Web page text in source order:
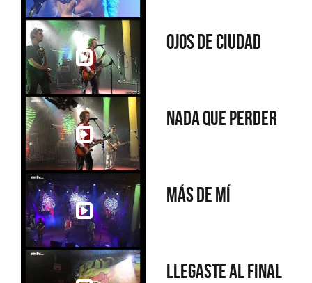
Ojos de ciudad
Nada que perder
Más de mí
Llegaste al final